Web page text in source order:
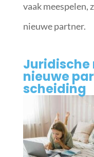
vaak
nieuwe partner.
Juridische
nieuwe
scheiding